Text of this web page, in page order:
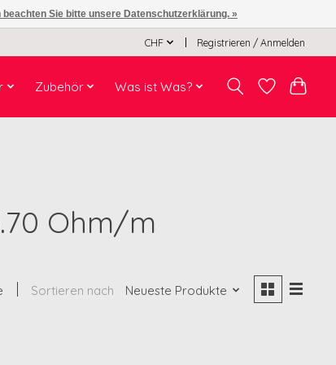
CHF Registrieren / Anmelden
Zubehör Was ist Was?
Ohm/m
Sortieren nach Neueste Produkte
Sie bitte unsere Datenschutzerklärung. »